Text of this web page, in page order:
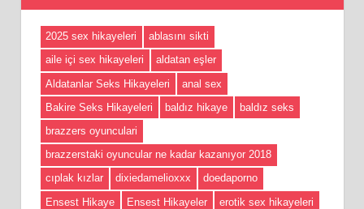
2025 sex hikayeleri
ablasını sikti
aile içi sex hikayeleri
aldatan eşler
Aldatanlar Seks Hikayeleri
anal sex
Bakire Seks Hikayeleri
baldız hikaye
baldız seks
brazzers oyunculari
brazzerstaki oyuncular ne kadar kazanıyor 2018
cıplak kızlar
dixiedamelioxxx
doedaporno
Ensest Hikaye
Ensest Hikayeler
erotik sex hikayeleri